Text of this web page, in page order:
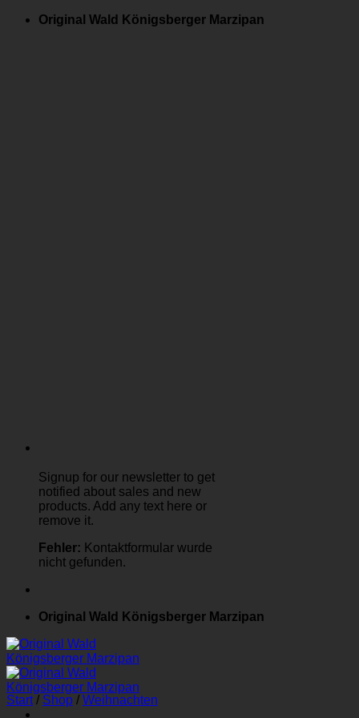
Zum
Original Wald Königsberger Marzipan
Signup for our newsletter to get
notified about sales and new
products. Add any text here or
remove it.
Fehler: Kontaktformular wurde
nicht gefunden.
Original Wald Königsberger Marzipan
Start / Shop / Weihnachten